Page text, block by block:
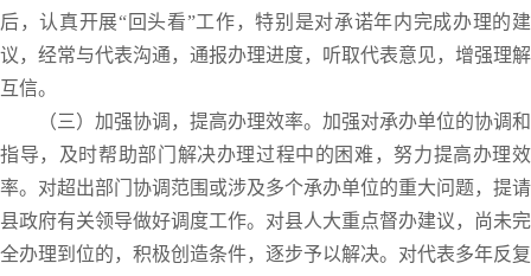
后，认真开展“回头看”工作，特别是对承诺年内完成办理的建
议，经常与代表沟通，通报办理进度，听取代表意见，增强理解
互信。
（三）加强协调，提高办理效率。加强对承办单位的协调和
指导，及时帮助部门解决办理过程中的困难，努力提高办理效
率。对超出部门协调范围或涉及多个承办单位的重大问题，提请
县政府有关领导做好调度工作。对县人大重点督办建议，尚未完
全办理到位的，积极创造条件，逐步予以解决。对代表多年反复